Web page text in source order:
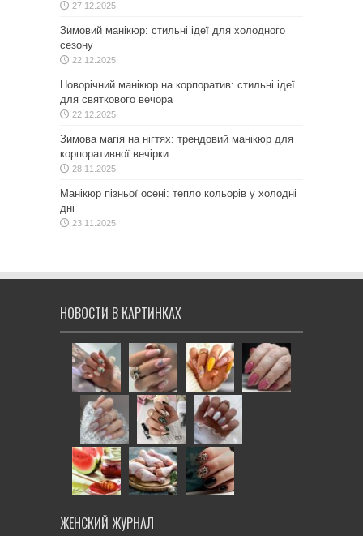
27.12.2025
Зимовий манікюр: стильні ідеї для холодного
сезону
22.12.2025
Новорічний манікюр на корпоратив: стильні ідеї
для святкового вечора
22.12.2025
Зимова магія на нігтях: трендовий манікюр для
корпоративної вечірки
28.11.2025
Манікюр пізньої осені: тепло кольорів у холодні
дні
23.11.2025
НОВОСТИ В КАРТИНКАХ
ЖЕНСКИЙ ЖУРНАЛ